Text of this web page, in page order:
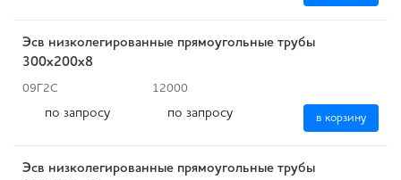
Эсв низколегированные прямоугольные трубы
300x200x8
09Г2С 12000
по запросу по запросу в корзину
Эсв низколегированные прямоугольные трубы